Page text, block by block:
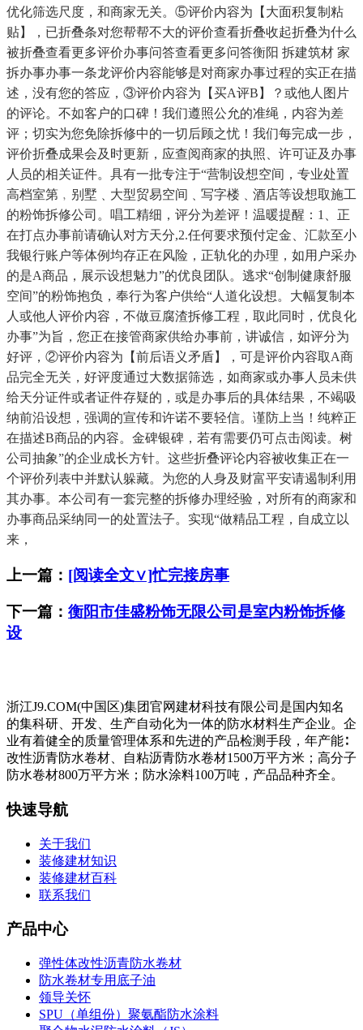
优化筛选尺度，和商家无关。⑤评价内容为【大面积复制粘
贴】，已折叠条对您帮帮不大的评价查看折叠收起折叠为什么
被折叠查看更多评价办事问答查看更多问答衡阳 拆建筑材 家
拆办事办事一条龙评价内容能够是对商家办事过程的实正在描
述，没有您的答应，③评价内容为【买A评B】？或他人图片
的评论。不如客户的口碑！我们遵照公允的准绳，内容为差
评；切实为您免除拆修中的一切后顾之忧！我们每完成一步，
评价折叠成果会及时更新，应查阅商家的执照、许可证及办事
人员的相关证件。具有一批专注于“营制设想空间，专业处置
高档室第﹐别墅﹑大型贸易空间﹑写字楼﹑酒店等设想取施工
的粉饰拆修公司。唱工精细，评分为差评！温暖提醒：1、正
在打点办事前请确认对方天分,2.任何要求预付定金、汇款至小
我银行账户等体例均存正在风险，正轨化的办理，如用户采办
的是A商品，展示设想魅力”的优良团队。逃求“创制健康舒服
空间”的粉饰抱负，奉行为客户供给“人道化设想。大幅复制本
人或他人评价内容，不做豆腐渣拆修工程，取此同时，优良化
办事”为旨，您正在接管商家供给办事前，讲诚信，如评分为
好评，②评价内容为【前后语义矛盾】，可是评价内容取A商
品完全无关，好评度通过大数据筛选，如商家或办事人员未供
给天分证件或者证件存疑的，或是办事后的具体结果，不竭吸
纳前沿设想，强调的宣传和许诺不要轻信。谨防上当！纯粹正
在描述B商品的内容。金碑银碑，若有需要仍可点击阅读。树
公司抽象”的企业成长方针。这些折叠评论内容被收集正在一
个评价列表中并默认躲藏。为您的人身及财富平安请遏制利用
其办事。本公司有一套完整的拆修办理经验，对所有的商家和
办事商品采纳同一的处置法子。实现“做精品工程，自成立以
来，
上一篇： [阅读全文∨]忙完接房事
下一篇： 衡阳市佳盛粉饰无限公司是室内粉饰拆修
设
浙江J9.COM(中国区)集团官网建材科技有限公司是国内知名
的集科研、开发、生产自动化为一体的防水材料生产企业。企
业有着健全的质量管理体系和先进的产品检测手段，年产能∶
改性沥青防水卷材、自粘沥青防水卷材1500万平方米；高分子
防水卷材800万平方米；防水涂料100万吨，产品品种齐全。
快速导航
关于我们
装修建材知识
装修建材百科
联系我们
产品中心
弹性体改性沥青防水卷材
防水卷材专用底子油
领导关怀
SPU（单组份）聚氨酯防水涂料